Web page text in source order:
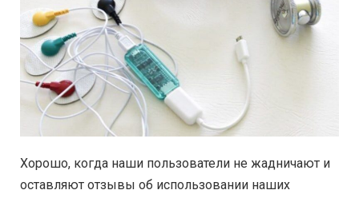
Хорошо, когда наши пользователи не жадничают и
оставляют отзывы об использовании наших